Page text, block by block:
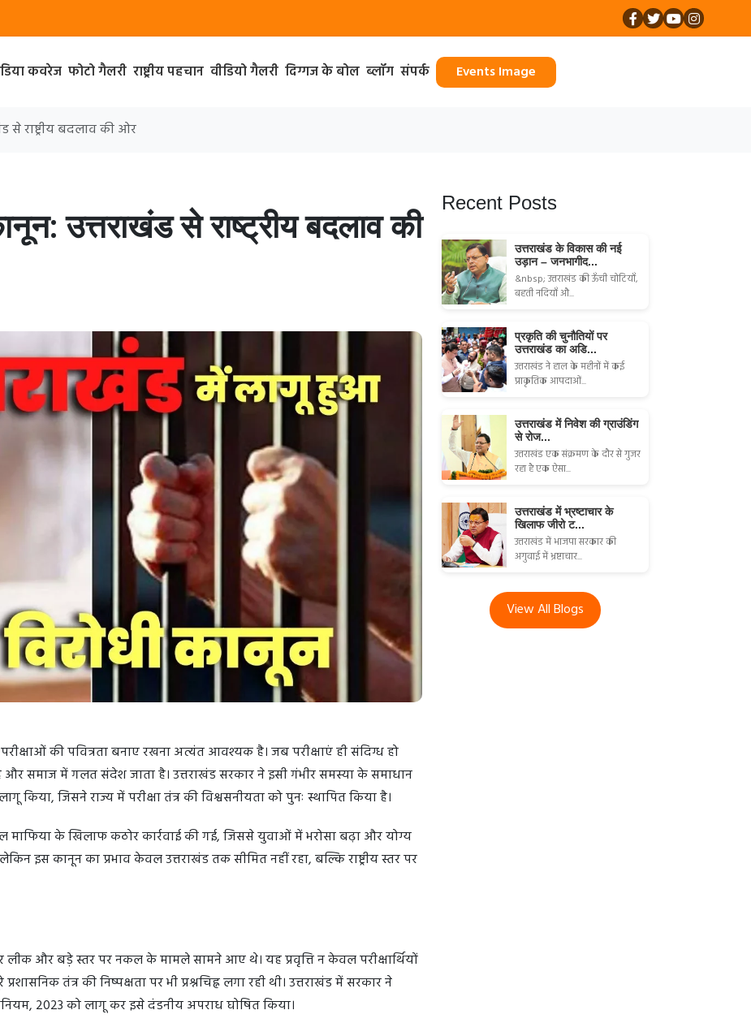
कवरेज फोटो गैलरी राष्ट्रीय पहचान वीडियो गैलरी दिग्गज के बोल ब्लॉग संपर्क Events Image
से राष्ट्रीय बदलाव की ओर
उत्तराखंड से राष्ट्रीय बदलाव की
की पवित्रता बनाए रखना अत्यंत आवश्यक है। जब परीक्षाएं ही संदिग्ध हो
और समाज में गलत संदेश जाता है। उत्तराखंड सरकार ने इसी गंभीर समस्या के समाधान
जिसने राज्य में परीक्षा तंत्र की विश्वसनीयता को पुनः स्थापित किया है।
के खिलाफ कठोर कार्रवाई की गई, जिससे युवाओं में भरोसा बढ़ा और योग्य
इस कानून का प्रभाव केवल उत्तराखंड तक सीमित नहीं रहा, बल्कि राष्ट्रीय स्तर पर
लीक और बड़े स्तर पर नकल के मामले सामने आए थे। यह प्रवृत्ति न केवल परीक्षार्थियों
तंत्र की निष्पक्षता पर भी प्रश्नचिह्न लगा रही थी। उत्तराखंड में सरकार ने
2023 को लागू कर इसे दंडनीय अपराध घोषित किया।
Recent Posts
उत्तराखंड के विकास की नई
उड़ान – जनभागीद...
&nbsp; उत्तराखंड की ऊँची चोटियाँ,
बहती नदियाँ औ...
प्रकृति की चुनौतियों पर
उत्तराखंड का अडि...
उत्तराखंड ने हाल के महीनों में कई
प्राकृतिक आपदाओं...
उत्तराखंड में निवेश की ग्राउंडिंग
से रोज...
उत्तराखंड एक संक्रमण के दौर से गुजर
रहा है एक ऐसा...
उत्तराखंड में भ्रष्टाचार के
खिलाफ जीरो ट...
उत्तराखंड में भाजपा सरकार की
अगुवाई में भ्रष्टाचार...
View All Blogs